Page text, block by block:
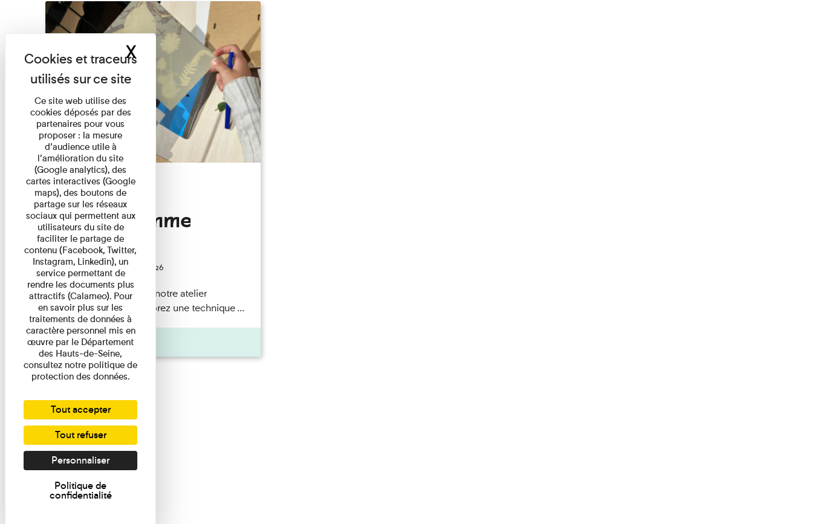
Atelier
Photogramme
Familles
Du 23/08/2026 au 23/08/2026
Participez en famille à notre atelier
Photogramme et explorez une technique ...
Agenda
Ce site web utilise des
cookies déposés par des
partenaires pour vous
proposer : la mesure
d’audience utile à
l’amélioration du site
(Google analytics), des
cartes interactives (Google
maps), des boutons de
partage sur les réseaux
sociaux qui permettent aux
utilisateurs du site de
faciliter le partage de
contenu (Facebook, Twitter,
Instagram, Linkedin), un
service permettant de
rendre les documents plus
attractifs (Calameo). Pour
en savoir plus sur les
traitements de données à
caractère personnel mis en
œuvre par le Département
des Hauts-de-Seine,
consultez notre politique de
protection des données.
Tout accepter
Tout refuser
Personnaliser
Politique de
confidentialité
XMasquer le bandeau des cookies